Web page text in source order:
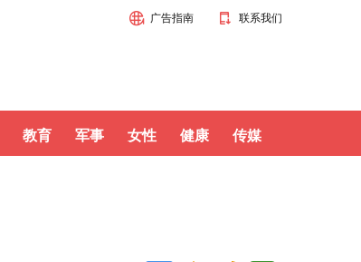
联系我们
广告指南
教育 军事 女性 健康 传媒